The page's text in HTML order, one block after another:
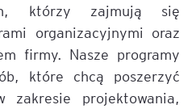
którzy zajmują się
organizacyjnymi oraz
firmy. Nasze programy
które chcą poszerzyć
zakresie projektowania,